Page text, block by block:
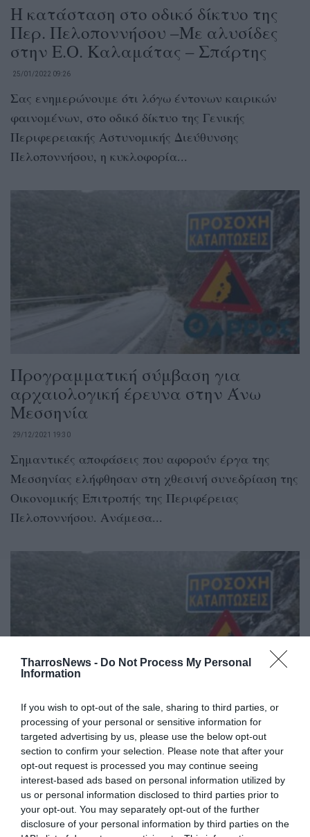
TharrosNews - Do Not Process My Personal
Information
If you wish to opt-out of the sale, sharing to third parties, or
processing of your personal or sensitive information for
targeted advertising by us, please use the below opt-out
section to confirm your selection. Please note that after your
opt-out request is processed you may continue seeing
interest-based ads based on personal information utilized by
us or personal information disclosed to third parties prior to
your opt-out. You may separately opt-out of the further
disclosure of your personal information by third parties on the
Η κατάσταση στο οδικό δίκτυο της
Περ. Πελοποννήσου –Με αλυσίδες
στην Ε.Ο. Καλαμάτας – Σπάρτης
25/01/2022 09:26
Σας ενημερώνουμε ότι λόγω έντονων καιρικών
φαινομένων, στο οδικό δίκτυο της Γενικής
Περιφερειακής Αστυνομικής Διεύθυνσης
Πελοποννήσου, η κυκλοφορία...
Προγραμματική σύμβαση για
αρχαιολογική έρευνα στην Άνω
Μεσσηνία
29/12/2021 19:30
Σημαντικές αποφάσεις που αφορούν έργα της
Μεσσηνίας ελήφθησαν στη χθεσινή συνεδρίαση της
Οικονομικής Επιτροπής της Περιφέρειας
Πελοποννήσου. Ανάμεσα...
Άρση επικινδυνότητας στο δρόμο
Καλαμάτα – Σπάρτη και
καθαρισμός Παμίσου και Άριος
13/12/2021 14:51
Σε μίσθωση μηχανημάτων για την εκτέλεση